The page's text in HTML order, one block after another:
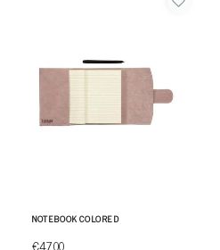
NOTEBOOK COLORED
€47,00